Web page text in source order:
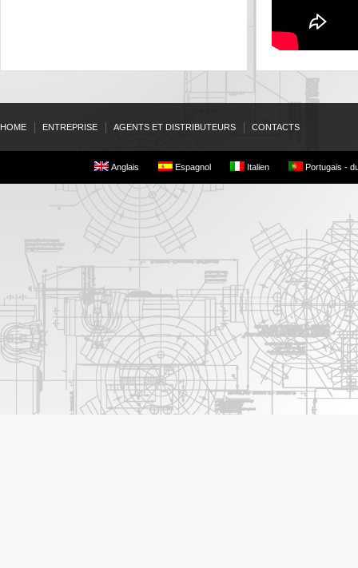
HOME ENTREPRISE AGENTS ET DISTRIBUTEURS CONTACTS
Anglais Espagnol Italien Portugais -